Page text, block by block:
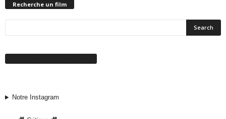
Recherche un film
Notre Instagram